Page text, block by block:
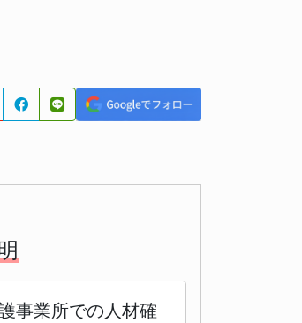
事業所での人材確